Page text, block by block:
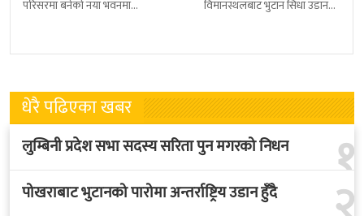
परिसरमा बनेको नयाँ भवनमा
नवनियुक्त
विमानस्थलबाट भुटान सिधा उडान
लागेको हो
धेरै पढिएका खबर
१
लुम्बिनी प्रदेश सभा सदस्य सरिता पुन मगरको निधन
पोखराबाट भुटानको पारोमा अन्तर्राष्ट्रिय उडान हुँदै